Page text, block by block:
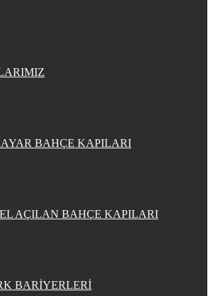
BAHÇE KAPILARI
AÇILAN BAHÇE KAPILARI
BARİYERLERİ